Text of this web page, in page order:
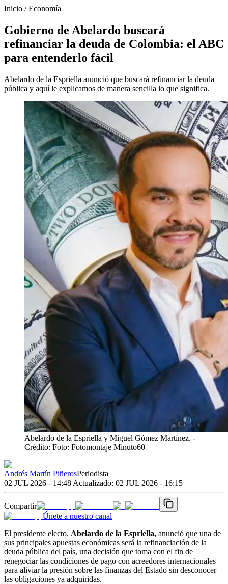
Inicio /Economía
Gobierno de Abelardo buscará
refinanciar la deuda de Colombia: el ABC
para entenderlo fácil
Abelardo de la Espriella anunció que buscará refinanciar la deuda
pública y aquí le explicamos de manera sencilla lo que significa.
Abelardo de la Espriella y Miguel Gómez Martínez. -
Crédito: Foto: Fotomontaje Minuto60
Andrés Martín PiñerosPeriodista
02 JUL 2026 - 14:48|Actualizado: 02 JUL 2026 - 16:15
Compartir
Únete a nuestro canal
El presidente electo, Abelardo de la Espriella, anunció que una de
sus principales apuestas económicas será la refinanciación de la
deuda pública del país, una decisión que toma con el fin de
renegociar las condiciones de pago con acreedores internacionales
para aliviar la presión sobre las finanzas del Estado sin desconocer
las obligaciones ya adquiridas.